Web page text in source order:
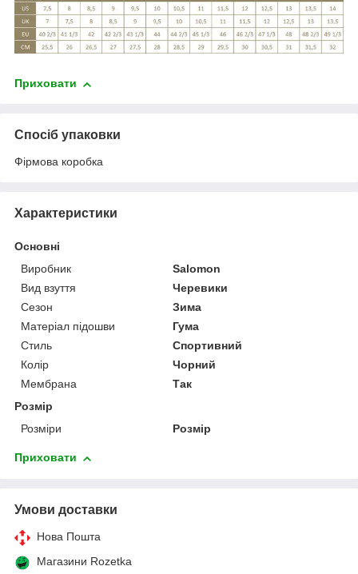
Приховати
Спосіб упаковки
Фірмова коробка
Характеристики
Основні
Виробник
Salomon
Вид взуття
Черевики
Сезон
Зима
Матеріал підошви
Гума
Стиль
Спортивний
Колір
Чорний
Мембрана
Так
Розмір
Розміри
Розмір
Приховати
Умови доставки
Нова Пошта
Магазини Rozetka